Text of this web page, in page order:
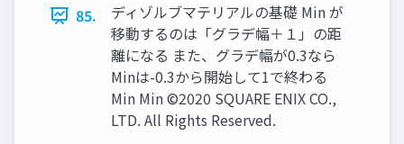
85.
ディゾルブマテリアルの基礎 Min が
移動するのは「グラデ幅＋１」の距
離になる また、グラデ幅が0.3なら
Minは-0.3から開始して1で終わる
Min Min ©2020 SQUARE ENIX CO.,
LTD. All Rights Reserved.